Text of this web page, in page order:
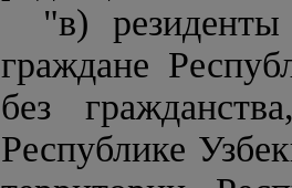
"в)
граждане
без
Республике